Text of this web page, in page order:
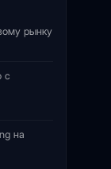
рынку
с
на